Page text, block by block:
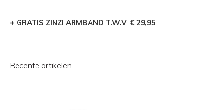
+ GRATIS ZINZI ARMBAND T.W.V. € 29,95
Recente artikelen